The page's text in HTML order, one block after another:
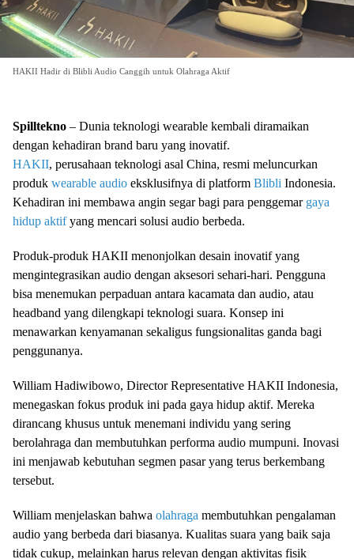
HAKII Hadir di Blibli Audio Canggih untuk Olahraga Aktif
Spilltekno – Dunia teknologi wearable kembali diramaikan
dengan kehadiran brand baru yang inovatif.
HAKII, perusahaan teknologi asal China, resmi meluncurkan
produk wearable audio eksklusifnya di platform Blibli Indonesia.
Kehadiran ini membawa angin segar bagi para penggemar gaya
hidup aktifyang mencari solusi audio berbeda.
Produk-produk HAKII menonjolkan desain inovatif yang
mengintegrasikan audio dengan aksesori sehari-hari. Pengguna
bisa menemukan perpaduan antara kacamata dan audio, atau
headband yang dilengkapi teknologi suara. Konsep ini
menawarkan kenyamanan sekaligus fungsionalitas ganda bagi
penggunanya.
William Hadiwibowo, Director Representative HAKII Indonesia,
menegaskan fokus produk ini pada gaya hidup aktif. Mereka
dirancang khusus untuk menemani individu yang sering
berolahraga dan membutuhkan performa audio mumpuni. Inovasi
ini menjawab kebutuhan segmen pasar yang terus berkembang
tersebut.
William menjelaskan bahwa olahraga membutuhkan pengalaman
audio yang berbeda dari biasanya. Kualitas suara yang baik saja
tidak cukup, melainkan harus relevan dengan aktivitas fisik